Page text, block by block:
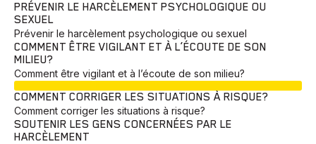
PRÉVENIR LE HARCÈLEMENT PSYCHOLOGIQUE OU
SEXUEL
Prévenir le harcèlement psychologique ou sexuel
COMMENT ÊTRE VIGILANT ET À L’ÉCOUTE DE SON
MILIEU?
Comment être vigilant et à l’écoute de son milieu?
COMMENT CORRIGER LES SITUATIONS À RISQUE?
Comment corriger les situations à risque?
SOUTENIR LES GENS CONCERNÉES PAR LE
HARCÈLEMENT